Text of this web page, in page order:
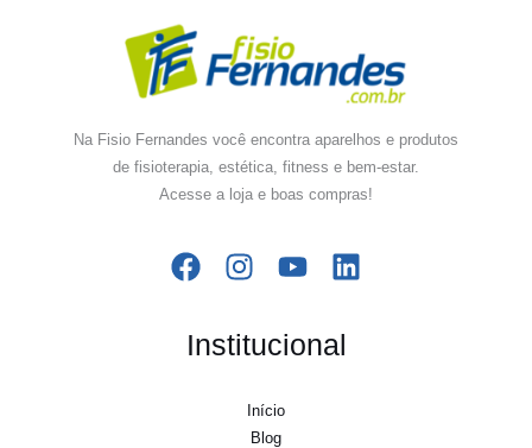
Na Fisio Fernandes você encontra aparelhos e produtos
de fisioterapia, estética, fitness e bem-estar.
Acesse a loja e boas compras!
Institucional
Início
Blog